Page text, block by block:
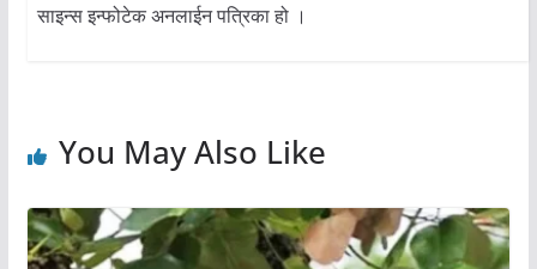
साइन्स इन्फोटेक अनलाईन पत्रिका हो ।
You May Also Like